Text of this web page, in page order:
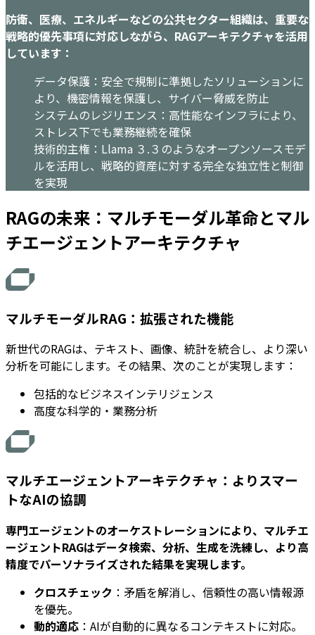
防衛、医療、エネルギーなどの公共セクター組織は、重要な
戦略的優先事項に対応しながら、RAGアーキテクチャを活用
しています：
データ保護：安全で規制に準拠したソリューションに
より、機密情報を保護し、サイバー脅威を防止
システムのレジリエンス：高性能なインフラにより、
ストレス下でも業務継続を確保
技術的主権：Llama ３.３のようなオープンソースモデ
ルを活用し、戦略的資産に対する完全な独立性と制御
を実現
RAGの未来：マルチモーダル革命とマル
チエージェントアーキテクチャ
マルチモーダルRAG：拡張された機能
新世代のRAGは、テキスト、画像、統計を統合し、より深い
分析を可能にします。その結果、次のことが実現します：
包括的なビジネスインテリジェンス
高度な科学的・業務分析
マルチエージェントアーキテクチャ：よりスマー
トなAIの協調
専門エージェントのオーケストレーションにより、マルチエ
ージェントRAGはデータ検索、分析、生成を洗練し、より高
精度でパーソナライズされた結果を実現します。
クロスチェック ：矛盾を解消し、信頼性の高い情報源
を優先。
動的適応 ：AIが自動的に異なるコンテキストに対応。